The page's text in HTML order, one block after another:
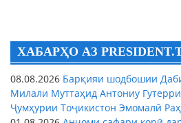
ХАБАРҲО АЗ
08.08.2026 Барқияи шодбошии
Милали Муттаҳид Антониу
Ҷумҳурии Тоҷикистон Эмомалӣ